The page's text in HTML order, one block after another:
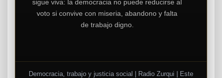
sigue viva: la democracia no puede reducirse al
voto si convive con miseria, abandono y falta
de trabajo digno.
Democracia, trabajo y justicia social | Radio Zurqui | Este